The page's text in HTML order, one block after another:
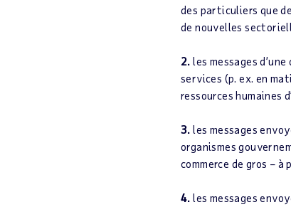
des particuliers que
de nouvelles
2. les messages
services (p. ex. en
ressources humaines
3. les messages
organismes
commerce de gros – à
4. les messages